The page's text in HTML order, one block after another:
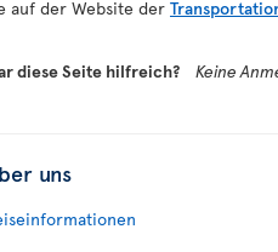
auf der Website der
diese Seite hilfreich? Keine
uns